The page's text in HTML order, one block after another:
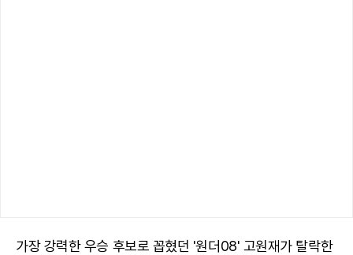
가장 강력한 우승 후보로 꼽혔던 '원더08' 고원재가 탈락한